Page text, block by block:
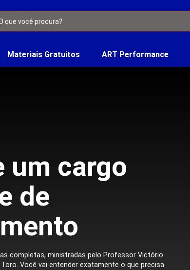
Materiais Gratuitos ART Performance
um cargo
de
completas, ministradas pelo Professor Victório
Toro. Você vai entender exatamente o que precisa